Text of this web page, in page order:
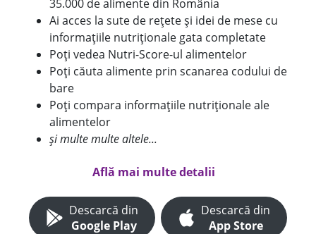
35.000 de alimente din România
Ai acces la sute de rețete și idei de mese cu
informațiile nutriționale gata completate
Poți vedea Nutri-Score-ul alimentelor
Poți căuta alimente prin scanarea codului de
bare
Poți compara informațiile nutriționale ale
alimentelor
și multe multe altele...
Află mai multe detalii
Descarcă din
Google Play
Descarcă din
App Store